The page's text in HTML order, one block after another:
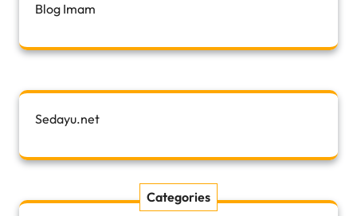
Blog Imam
Sedayu.net
Categories